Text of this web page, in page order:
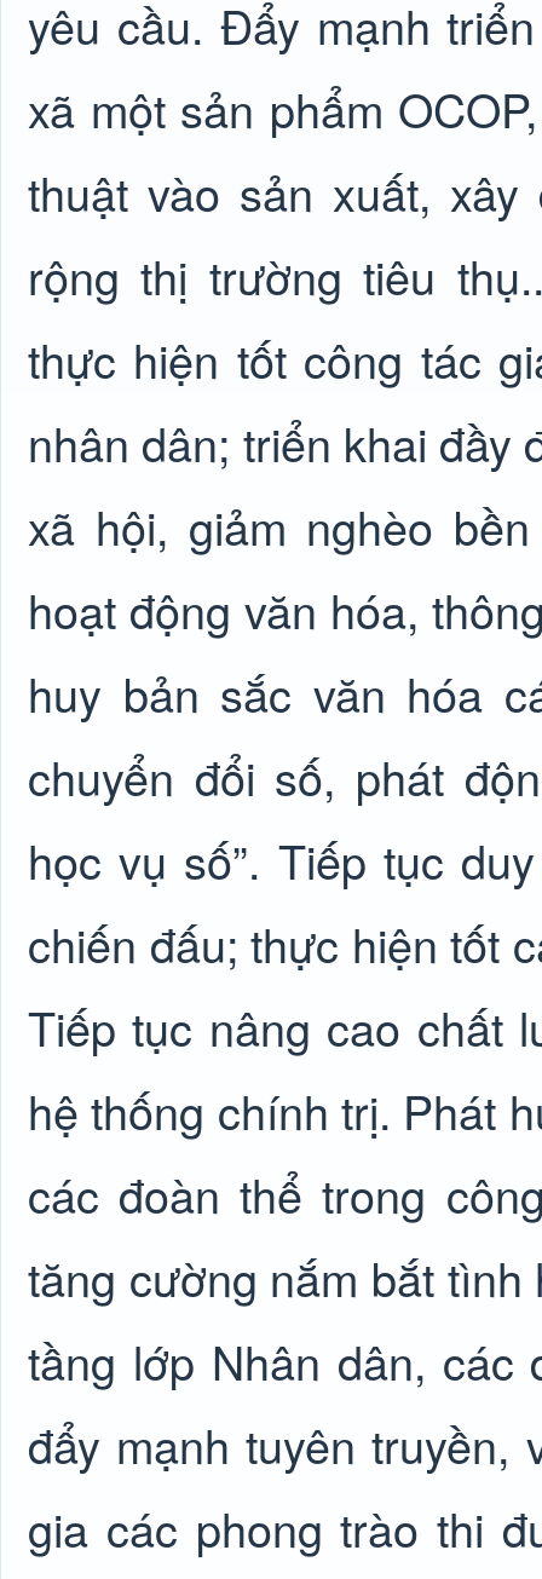
yêu cầu. Đẩy mạnh
xã một sản phẩm
thuật vào sản xuất,
rộng thị trường tiêu
thực hiện tốt công tác
nhân dân; triển khai đầy
xã hội, giảm nghèo
hoạt động văn hóa,
huy bản sắc văn hóa
chuyển đổi số, phát
học vụ số”. Tiếp tục
chiến đấu; thực hiện tốt
Tiếp tục nâng cao chất
hệ thống chính trị. Phát
các đoàn thể trong
tăng cường nắm bắt
tầng lớp Nhân dân, các
đẩy mạnh tuyên
gia các phong trào thi